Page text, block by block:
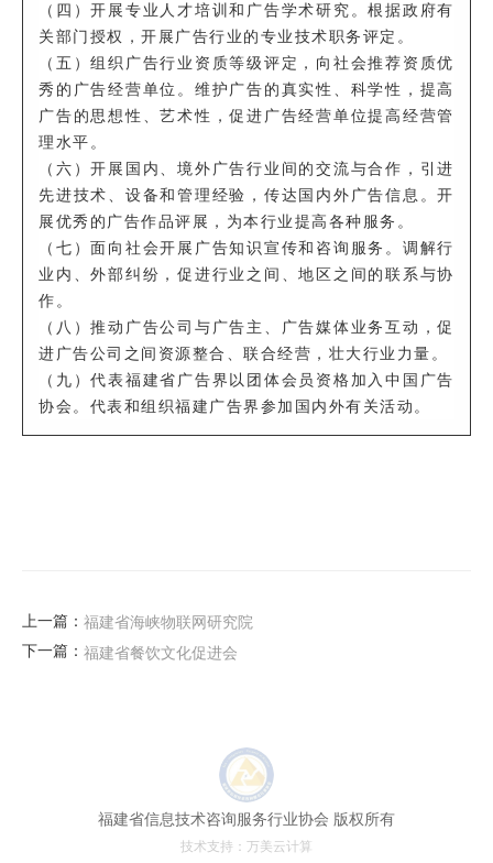
（四）开展专业人才培训和广告学术研究。根据政府有
关部门授权，开展广告行业的专业技术职务评定。
（五）组织广告行业资质等级评定，向社会推荐资质优
秀的广告经营单位。维护广告的真实性、科学性，提高
广告的思想性、艺术性，促进广告经营单位提高经营管
理水平。
（六）开展国内、境外广告行业间的交流与合作，引进
先进技术、设备和管理经验，传达国内外广告信息。开
展优秀的广告作品评展，为本行业提高各种服务。
（七）面向社会开展广告知识宣传和咨询服务。调解行
业内、外部纠纷，促进行业之间、地区之间的联系与协
作。
（八）推动广告公司与广告主、广告媒体业务互动，促
进广告公司之间资源整合、联合经营，壮大行业力量。
（九）代表福建省广告界以团体会员资格加入中国广告
协会。代表和组织福建广告界参加国内外有关活动。
上一篇： 福建省海峡物联网研究院
下一篇： 福建省餐饮文化促进会
福建省信息技术咨询服务行业协会 版权所有
技术支持： 万美云计算